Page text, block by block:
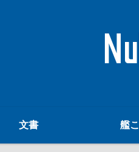
文書 艦